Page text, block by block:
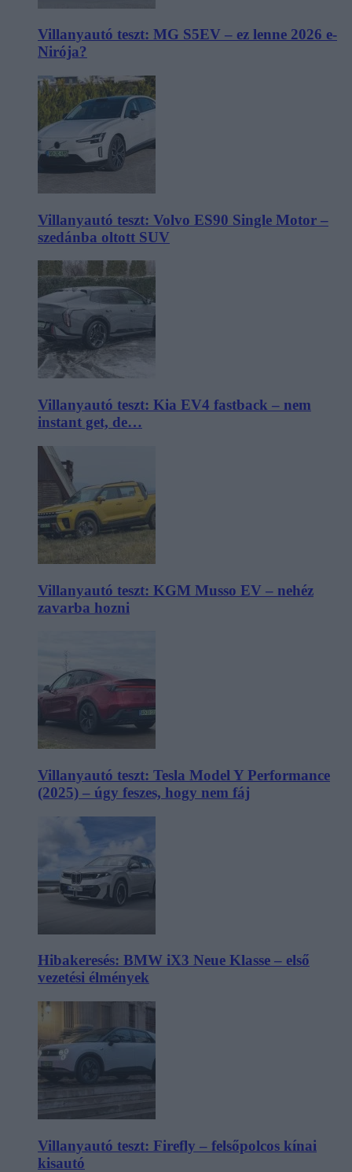
Villanyautó teszt: MG S5EV – ez lenne 2026 e-
Nirója?
Villanyautó teszt: Volvo ES90 Single Motor –
szedánba oltott SUV
Villanyautó teszt: Kia EV4 fastback – nem
instant get, de…
Villanyautó teszt: KGM Musso EV – nehéz
zavarba hozni
Villanyautó teszt: Tesla Model Y Performance
(2025) – úgy feszes, hogy nem fáj
Hibakeresés: BMW iX3 Neue Klasse – első
vezetési élmények
Villanyautó teszt: Firefly – felsőpolcos kínai
kisautó